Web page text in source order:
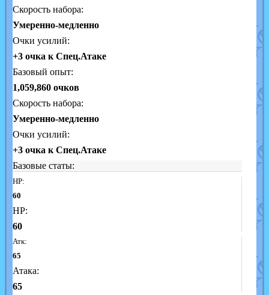
Скорость набора:
Умеренно-медленно
Очки усилий:
+3 очка к Спец.Атаке
Базовый опыт:
1,059,860 очков
Скорость набора:
Умеренно-медленно
Очки усилий:
+3 очка к Спец.Атаке
Базовые статы:
HP:
60
HP:
60
Атк:
65
Атака:
65